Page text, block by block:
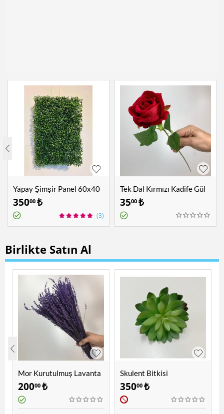
Yapay Şimşir Panel 60x40
cm
35000 ₺
(3)
Tek Dal Kırmızı Kadife Gül
3500 ₺
Birlikte Satın Al
Mor Kurutulmuş Lavanta
20000 ₺
Skulent Bitkisi
35000 ₺